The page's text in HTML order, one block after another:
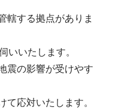
轄する拠点がありま
いいたします。
震の影響が受けやす
て応対いたします。